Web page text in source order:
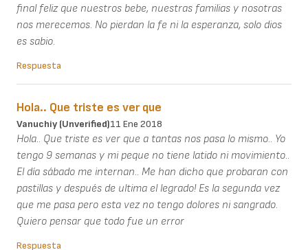
final feliz que nuestros bebe, nuestras familias y nosotras
nos merecemos. No pierdan la fe ni la esperanza, solo dios
es sabio.
Respuesta
Hola.. Que triste es ver que
Vanuchiy (unverified)11 Ene 2018
Hola.. Que triste es ver que a tantas nos pasa lo mismo.. Yo
tengo 9 semanas y mi peque no tiene latido ni movimiento..
El día sábado me internan.. Me han dicho que probaran con
pastillas y después de ultima el legrado! Es la segunda vez
que me pasa pero esta vez no tengo dolores ni sangrado.
Quiero pensar que todo fue un error
Respuesta